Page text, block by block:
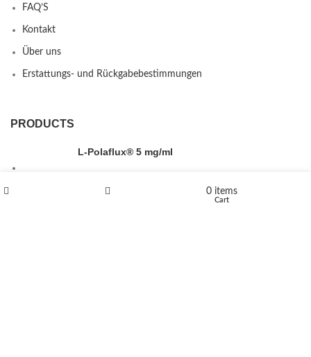
FAQ’S
Kontakt
Über uns
Erstattungs- und Rückgabebestimmungen
PRODUCTS
L-Polaflux® 5 mg/ml
0 items
Cart